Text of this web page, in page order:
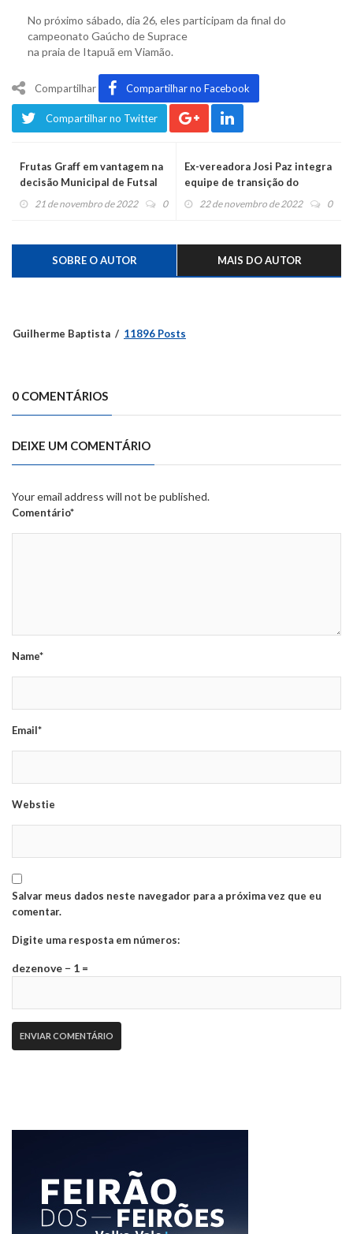
No próximo sábado, dia 26, eles participam da final do
campeonato Gaúcho de Suprace
na praia de Itapuã em Viamão.
Compartilhar Compartilhar no Facebook
Compartilhar no Twitter
Frutas Graff em vantagem na
decisão Municipal de Futsal
de Harmonia
21 de novembro de 2022 0
Ex-vereadora Josi Paz integra
equipe de transição do
Governo
22 de novembro de 2022 0
SOBRE O AUTOR MAIS DO AUTOR
Guilherme Baptista 11896 Posts
0 COMENTÁRIOS
DEIXE UM COMENTÁRIO
Your email address will not be published.
Comentário*
Name*
Email*
Webstie
Salvar meus dados neste navegador para a próxima vez que eu
comentar.
Digite uma resposta em números:
dezenove − 1 =